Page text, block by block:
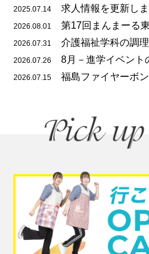
2025.07.14 求人情報を更新しま
2026.08.01 第17回まんまーる
2026.07.31 介護福祉学科の調理
2026.07.26 8月－進学イベント
2026.07.15 福島ファイヤーボ